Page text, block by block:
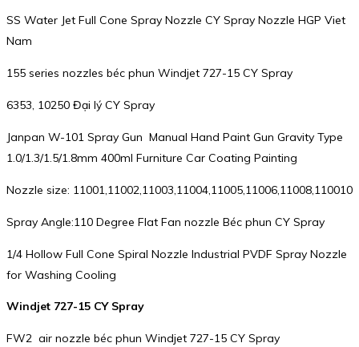
SS Water Jet Full Cone Spray Nozzle CY Spray Nozzle HGP Viet
Nam
155 series nozzles béc phun Windjet 727-15 CY Spray
6353, 10250 Đại lý CY Spray
Janpan W-101 Spray Gun Manual Hand Paint Gun Gravity Type
1.0/1.3/1.5/1.8mm 400ml Furniture Car Coating Painting
Nozzle size: 11001,11002,11003,11004,11005,11006,11008,110010
Spray Angle:110 Degree Flat Fan nozzle Béc phun CY Spray
1/4 Hollow Full Cone Spiral Nozzle Industrial PVDF Spray Nozzle
for Washing Cooling
Windjet 727-15 CY Spray
FW2 air nozzle béc phun Windjet 727-15 CY Spray